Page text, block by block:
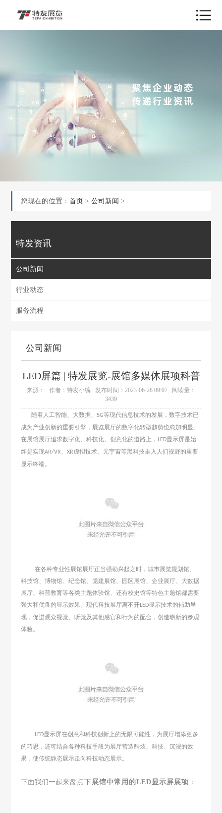
您现在的位置：首页 >公司新闻 >
特发资讯
公司新闻
行业动态
服务流程
公司新闻
LED屏篇 | 特发展览-展馆多媒体展项科普
来源： 作者：特发小编 发布时间：2023-06-28 09:07
阅读量：
3439
随着人工智能、大数据、 5G等现代信息技术的发展，数字技术已
成为产业创新的重要引擎，展览展厅的数字化转型趋势也愈加明显。
在展馆展厅追求数字化、科技化、创意化的道路上， LED显示屏是始
终是实现AR/VR 、XR虚拟技术、元宇宙等黑科技走入人们视野的重要
显示终端。
在各种专业性展馆展厅正当强劲兴起之时，城市展览规划馆、
科技馆、博物馆、纪念馆、党建展馆、园区展馆、企业展厅、大数据
展厅、科普教育等各类主题体验馆、还有校史馆等特色主题馆都需要
强大和优良的显示效果。现代科技展厅离不开LED显示技术的辅助呈
现 ，促进观众视觉、听觉及其他感官和行为的配合，创造崭新的参观
体验 。
LED显示屏在创意和科技创新上的无限可能性 ，为展厅增添更多
的巧思，还可结合各种科技手段为展厅营造酷炫、科技、沉浸的效
果，使传统静态展示走向科技动态展示。
下面我们一起来盘点下 展馆中常用的LED显示屏展项 ：